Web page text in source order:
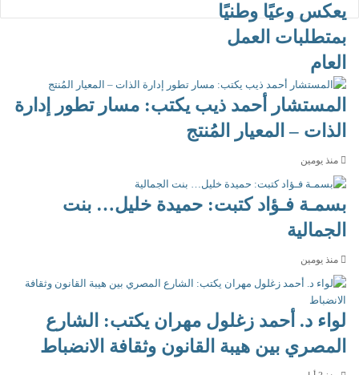
يعكس وعيًا وطنيًا
بمتطلبات العمل
العام
المستشار أحمد ذيب يكتب: مسار تطور إدارة
الذات – المعيار المُنتج
منذ يومين
بسمـة فـؤاد كتبت: حميدة خليل… بنت
الجمالية
منذ يومين
لواء د. أحمد زغلول مهران يكتب: الشارع
المصري بين هيبة القانون وثقافة الانضباط